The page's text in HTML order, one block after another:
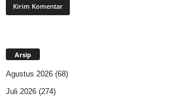
Arsip
Agustus 2026 (68)
Juli 2026 (274)